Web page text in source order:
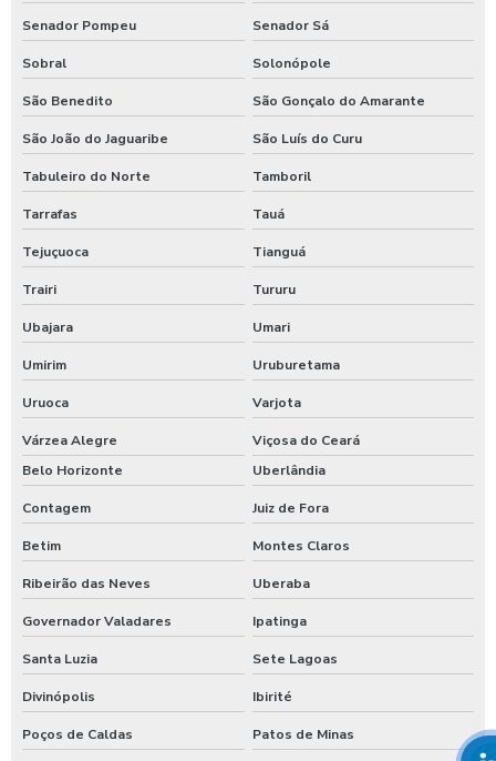
Senador Pompeu Senador Sá
Sobral Solonópole
São Benedito São Gonçalo do Amarante
São João do Jaguaribe São Luís do Curu
Tabuleiro do Norte Tamboril
Tarrafas Tauá
Tejuçuoca Tianguá
Trairi Tururu
Ubajara Umari
Umirim Uruburetama
Uruoca Varjota
Várzea Alegre
Viçosa do Ceará
Belo Horizonte
Uberlândia
Contagem Juiz de Fora
Betim Montes Claros
Ribeirão das Neves Uberaba
Governador Valadares Ipatinga
Santa Luzia Sete Lagoas
Divinópolis Ibirité
Poços de Caldas Patos de Minas